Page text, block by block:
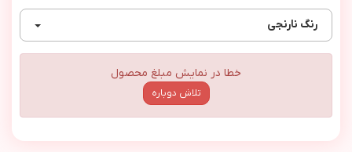
رنگ نارنجي
خطا در نمایش مبلغ محصول
تلاش دوباره